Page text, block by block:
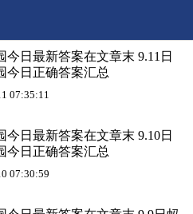
今日最新答案在文章末 9.11日
今日正确答案汇总
07:35:11
今日最新答案在文章末 9.10日
今日正确答案汇总
07:30:59